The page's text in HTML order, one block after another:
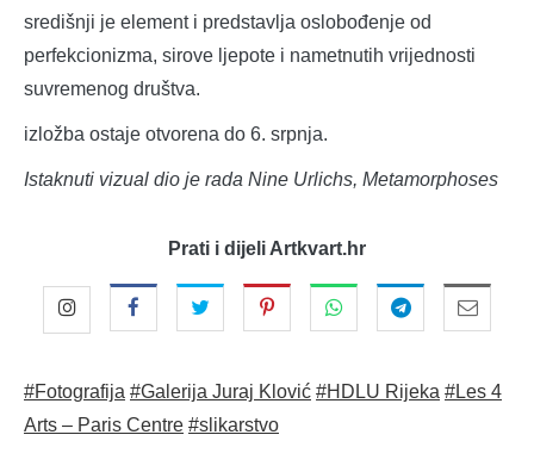
središnji je element i predstavlja oslobođenje od
perfekcionizma, sirove ljepote i nametnutih vrijednosti
suvremenog društva.
izložba ostaje otvorena do 6. srpnja.
Istaknuti vizual dio je rada Nine Urlichs, Metamorphoses
Prati i dijeli Artkvart.hr
#Fotografija #Galerija Juraj Klović #HDLU Rijeka #Les 4
Arts – Paris Centre #slikarstvo